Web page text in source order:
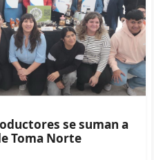
se suman a
Toma Norte